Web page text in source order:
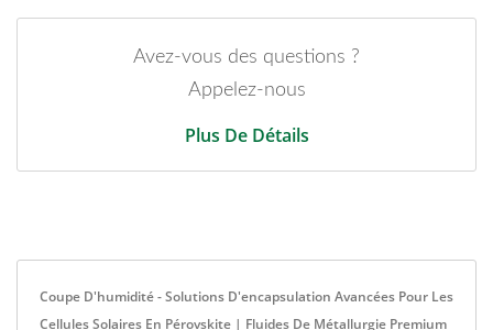
Avez-vous des questions ?
Appelez-nous
Plus De Détails
Coupe D'humidité - Solutions D'encapsulation Avancées Pour Les
Cellules Solaires En Pérovskite | Fluides De Métallurgie Premium